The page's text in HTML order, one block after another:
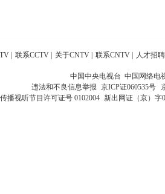
联系CCTV 关于CNTV 联系CNTV 人才招聘
中国中央电视台 中国网络电
违法和不良信息举报 京ICP证060535号
播视听节目许可证号 0102004 新出网证（京）